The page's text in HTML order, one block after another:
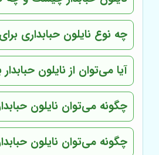
چه نوع نایلون حبابداری
آیا می‌توان از نایلون
چگونه می‌توان نایلون
چگونه می‌توان نایلون